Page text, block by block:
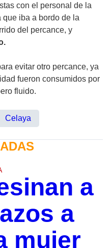
con el personal de la
iba a bordo de la
del percance, y
evitar otro percance, ya
fueron consumidos por
fluido.
Celaya
a
a
mujer